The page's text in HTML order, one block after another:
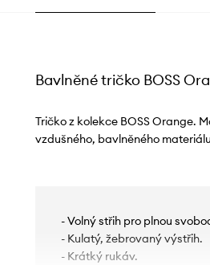
Bavlněné tričko BOSS
Tričko z kolekce BOSS Orange.
vzdušného, ​​bavlněného
- Volný střih pro plnou
- Kulatý, žebrovaný výstřih.
- Krátký rukáv.